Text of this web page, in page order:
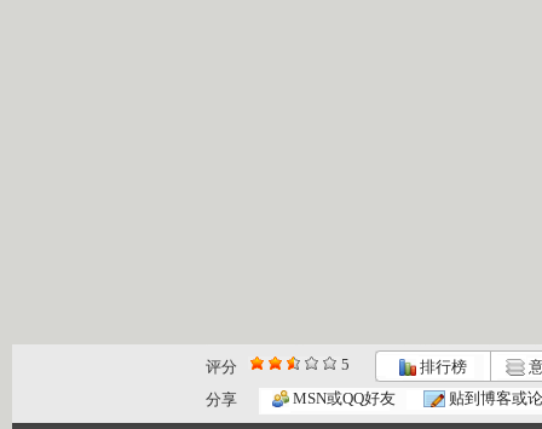
评分 5 排行榜
分享
MSN或QQ好友 贴到博客或